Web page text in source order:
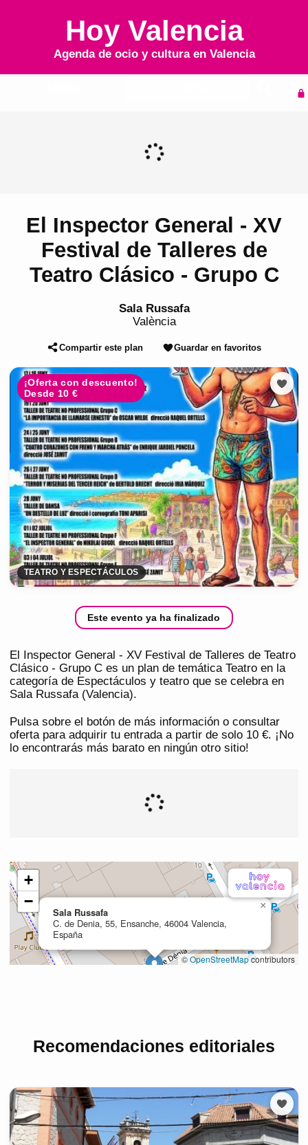
Hoy Valencia
Agenda de ocio y cultura en Valencia
El Inspector General - XV
Festival de Talleres de
Teatro Clásico - Grupo C
Sala Russafa
València
Compartir este plan Guardar en favoritos
¡Oferta con descuento!
Desde 10 €
TEATRO Y ESPECTÁCULOS
Este evento ya ha finalizado
El Inspector General - XV Festival de Talleres de Teatro
Clásico - Grupo C es un plan de temática Teatro en la
categoría de Espectáculos y teatro que se celebra en
Sala Russafa (Valencia).
Pulsa sobre el botón de más información o consultar
oferta para adquirir tu entrada a partir de solo 10 €. ¡No
lo encontrarás más barato en ningún otro sitio!
Recomendaciones editoriales